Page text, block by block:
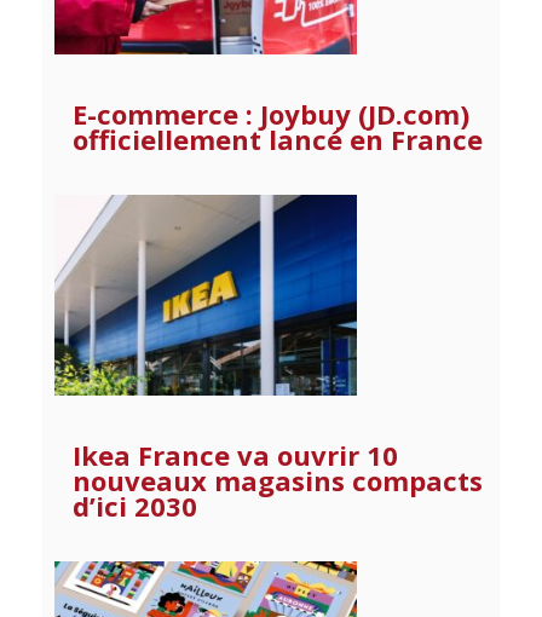
E-commerce : Joybuy (JD.com)
officiellement lancé en France
Ikea France va ouvrir 10
nouveaux magasins compacts
d’ici 2030